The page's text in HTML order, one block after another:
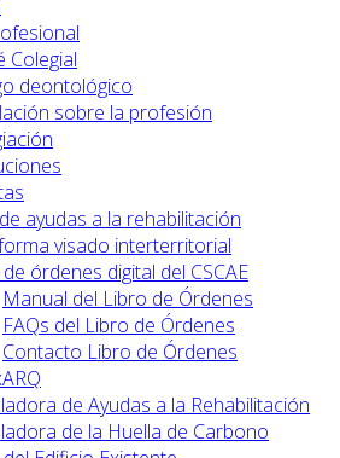
Colegial
deontológico
sobre la profesión
ayudas a la rehabilitación
visado interterritorial
órdenes digital del CSCAE
Manual del Libro de Órdenes
FAQs del Libro de Órdenes
Contacto Libro de Órdenes
de Ayudas a la Rehabilitación
de la Huella de Carbono